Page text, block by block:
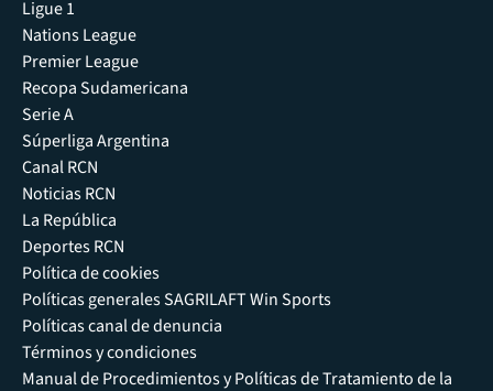
Ligue 1
Nations League
Premier League
Recopa Sudamericana
Serie A
Súperliga Argentina
Canal RCN
Noticias RCN
La República
Deportes RCN
Política de cookies
Políticas generales SAGRILAFT Win Sports
Políticas canal de denuncia
Términos y condiciones
Manual de Procedimientos y Políticas de Tratamiento de la